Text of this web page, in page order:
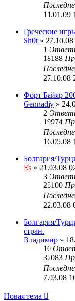
11.01.09
Греческие
Sh0t » 27.10.08
1
18188
27.10.08
Форт Байяр
Gennadiy »
2
19974
16.05.08
Болгария/
Es » 21.03.08
3
23100
22.03.08
Болгария/
стран.
Владимир »
10
32083
7.03.08
Новая тема